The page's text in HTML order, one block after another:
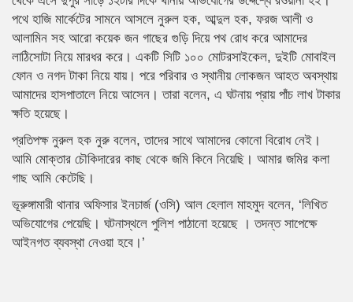
পথে হাজি মার্কেটের সামনে আসলে নুরুল হক, আব্দুল হক, ফরজ আলী ও
আলামিন সহ আরো কয়েক জন গাছের গুড়ি দিয়ে পথ রোধ করে আমাদের
লাঠিসোটা নিয়ে মারধর করে। একটি সিটি ১০০ মোটরসাইকেল, দুইটি মোবাইল
ফোন ও নগদ টাকা নিয়ে যায়। পরে পরিবার ও স্থানীয় লোকজন আহত অবস্থায়
আমাদের হাসপাতালে নিয়ে আসেন। তারা বলেন, এ ঘটনায় প্রায় পাঁচ লাখ টাকার
ক্ষতি হয়েছে।
প্রতিপক্ষ নুরুল হক নুরু বলেন, তাদের সাথে আমাদের কোনো বিরোধ নেই।
আমি মোক্তার চৌকিদারের কাছ থেকে জমি কিনে নিয়েছি। আমার জমির কলা
গাছ আমি কেটেছি।
ভূরুঙ্গামারী থানার অফিসার ইনচার্জ (ওসি) আল হেলাল মাহমুদ বলেন, ‘লিখিত
অভিযোগের পেয়েছি। ঘটনাস্থলে পুলিশ পাঠানো হয়েছে । তদন্ত সাপেক্ষে
আইনগত ব্যবস্থা নেওয়া হবে।’